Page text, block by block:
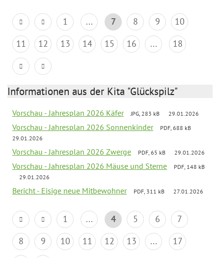
1 ... 7 8 9
10
11
12 13 14 15 16 ... 18
Informationen aus der Kita "Glückspilz"
Vorschau - Jahresplan 2026 Käfer JPG, 283 kB 29.01.2026
Vorschau - Jahresplan 2026 Sonnenkinder
PDF, 688 kB
29.01.2026
Vorschau - Jahresplan 2026 Zwerge PDF, 65 kB 29.01.2026
Vorschau - Jahresplan 2026 Mäuse und Sterne
PDF, 148 kB
29.01.2026
Bericht - Eisige neue Mitbewohner PDF, 311 kB 27.01.2026
1 ... 4 5 6
7
8
9 10 11 12 13 ... 17